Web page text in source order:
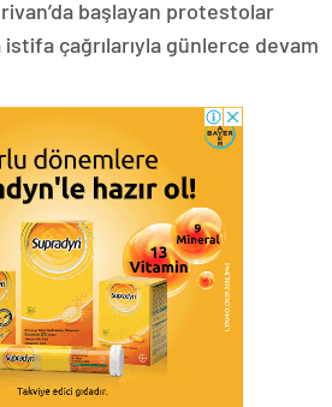
başlayan protestolar
istifa çağrılarıyla günlerce devam